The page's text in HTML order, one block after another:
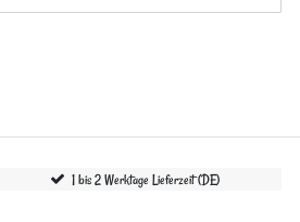
1 bis 2 Werktage Lieferzeit (DE)